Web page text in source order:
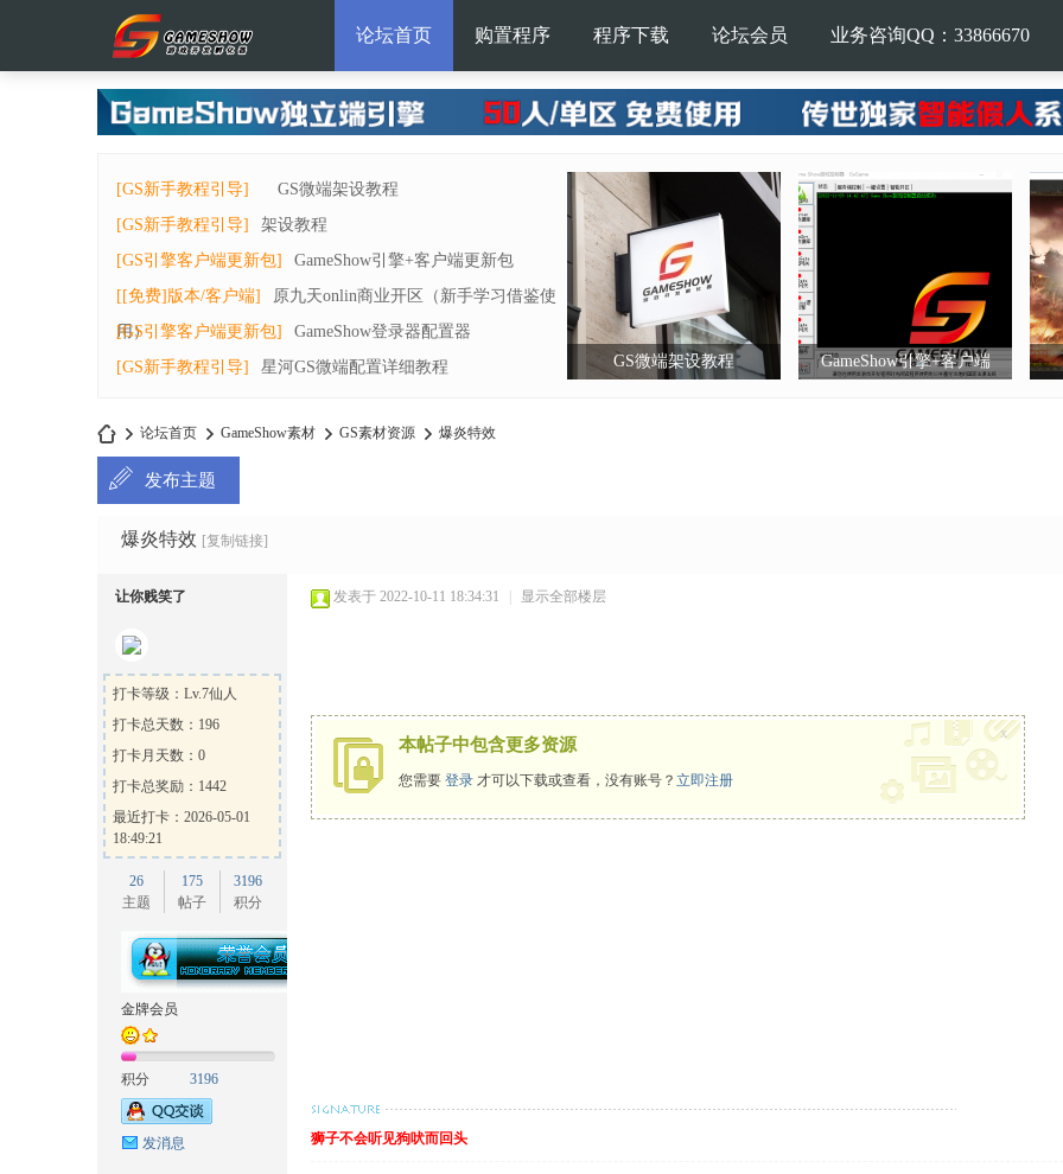
论坛首页 购置程序 程序下载 论坛会员 业务咨询QQ：33866670
[GS新手教程引导]
GS微端架设教程
[GS新手教程引导]
架设教程
[GS引擎客户端更新包]
GameShow引擎+客户端更新包
[[免费]版本/客户端]
原九天onlin商业开区（新手学习借鉴使
用）
[GS引擎客户端更新包]
GameShow登录器配置器
[GS新手教程引导]
星河GS微端配置详细教程 GS微端架设教程 GameShow引擎+客户端
me
»
论坛首页 GameShow素材 GS素材资源 爆炎特效
发布主题
爆炎特效 [复制链接]
让你贱笑了
打卡等级：Lv.7仙人
打卡总天数：196
打卡月天数：0
打卡总奖励：1442
最近打卡：2026-05-01
18:49:21
26
主题
175
帖子
3196
积分
金牌会员
积分 3196
发消息
发表于 2022-10-11 18:34:31 显示全部楼层
本帖子中包含更多资源
您需要 登录 才可以下载或查看，没有账号？ 立即注册
x
狮子不会听见狗吠而回头